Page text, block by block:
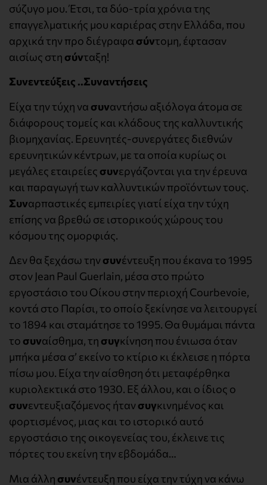
σύζυγο μου. Έτσι, τα δύο-τρία χρόνια της
επαγγελματικής μου καριέρας στην Ελλάδα, που
αρχικά την προ διέγραφα σύντομη, έφτασαν
αισίως στη σύνταξη!
Συνεντεύξεις ..Συναντήσεις
Είχα την τύχη να συναντήσω αξιόλογα άτομα σε
διάφορους τομείς και κλάδους της καλλυντικής
βιομηχανίας. Ερευνητές-συνεργάτες διεθνών
ερευνητικών κέντρων, με τα οποία κυρίως οι
μεγάλες εταιρείες συνεργάζονται για την έρευνα
και παραγωγή των καλλυντικών προϊόντων τους.
Συναρπαστικές εμπειρίες γιατί είχα την τύχη
επίσης να βρεθώ σε ιστορικούς χώρους του
κόσμου της ομορφιάς.
Δεν θα ξεχάσω τηνσυνέντευξη που έκανα το 1995
στον Jean Paul Guerlain, μέσα στο πρώτο
εργοστάσιο του Οίκου στην περιοχή Courbevoie,
κοντά στο Παρίσι, το οποίο ξεκίνησε να λειτουργεί
το 1894 και σταμάτησε το 1995. Θα θυμάμαι πάντα
το συναίσθημα, τη συγκίνηση που ένιωσα όταν
μπήκα μέσα σ’ εκείνο το κτίριο κι έκλεισε η πόρτα
πίσω μου. Είχα την αίσθηση ότι μεταφέρθηκα
κυριολεκτικά στο 1930. Εξ άλλου, και ο ίδιος ο
συνεντευξιαζόμενος ήτανσυγκινημένος και
φορτισμένος, μιας και το ιστορικό αυτό
εργοστάσιο της οικογενείας του, έκλεινε τις
πόρτες του εκείνη την εβδομάδα…
Μια άλλη συνέντευξη που είχα την τύχη να κάνω